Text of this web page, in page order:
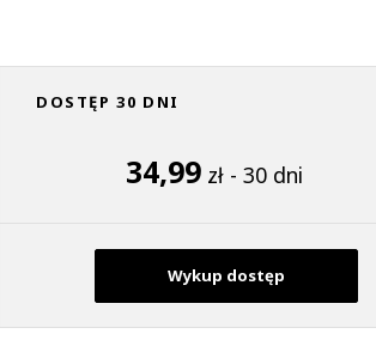
DOSTĘP 30 DNI
34,99 zł - 30 dni
Wykup dostęp